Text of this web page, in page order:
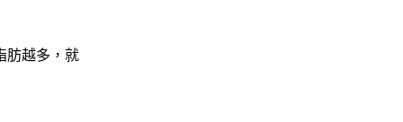
肪越多，就